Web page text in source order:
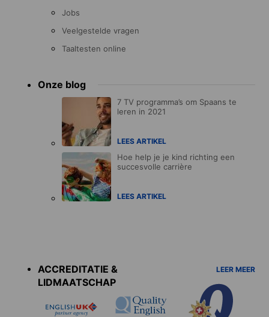
Jobs
Veelgestelde vragen
Taaltesten online
Onze blog
7 TV programma’s om Spaans te
leren in 2021
LEES ARTIKEL
Hoe help je je kind richting een
succesvolle carrière
LEES ARTIKEL
ACCREDITATIE &
LIDMAATSCHAP
LEER MEER